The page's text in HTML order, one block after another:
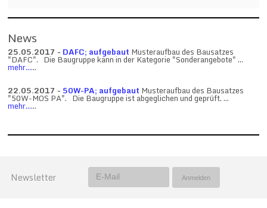
News
25.05.2017 - DAFC; aufgebaut Musteraufbau des Bausatzes
"DAFC". Die Baugruppe kann in der Kategorie "Sonderangebote" ...
mehr......
22.05.2017 - 50W-PA; aufgebaut Musteraufbau des Bausatzes
"50W-MOS PA". Die Baugruppe ist abgeglichen und geprüft. ...
mehr......
Newsletter